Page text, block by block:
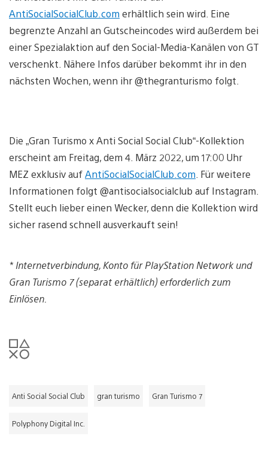
AntiSocialSocialClub.com erhältlich sein wird. Eine
begrenzte Anzahl an Gutscheincodes wird außerdem bei
einer Spezialaktion auf den Social-Media-Kanälen von GT
verschenkt. Nähere Infos darüber bekommt ihr in den
nächsten Wochen, wenn ihr @thegranturismo folgt.
Die „Gran Turismo x Anti Social Social Club“-Kollektion
erscheint am Freitag, dem 4. März 2022, um 17:00 Uhr
MEZ exklusiv aufAntiSocialSocialClub.com . Für weitere
Informationen folgt @antisocialsocialclub auf Instagram.
Stellt euch lieber einen Wecker, denn die Kollektion wird
sicher rasend schnell ausverkauft sein!
* Internetverbindung, Konto für PlayStation Network und
Gran Turismo 7 (separat erhältlich) erforderlich zum
Einlösen.
Anti Social Social Club gran turismo Gran Turismo 7
Polyphony Digital Inc.